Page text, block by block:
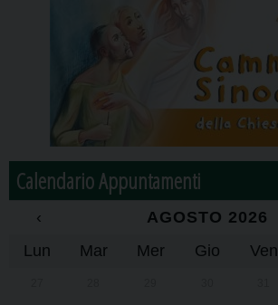
Calendario Appuntamenti
‹ AGOSTO 2026
Lun
Mar Mer Gio Ven